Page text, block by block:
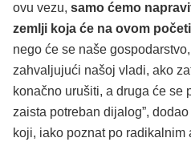
ovu vezu, samo ćemo
zemlji koja će na ovom
nego će se naše
zahvaljujući našoj vladi, ako
konačno urušiti, a druga će se
zaista potreban dijalog”,
koji, iako poznat po radikalnim